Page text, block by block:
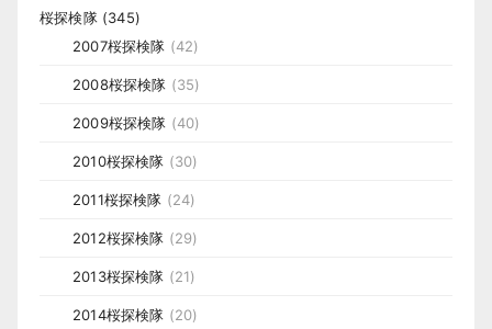
桜探検隊(345)
2007桜探検隊 (42)
2008桜探検隊 (35)
2009桜探検隊 (40)
2010桜探検隊 (30)
2011桜探検隊 (24)
2012桜探検隊 (29)
2013桜探検隊 (21)
2014桜探検隊 (20)